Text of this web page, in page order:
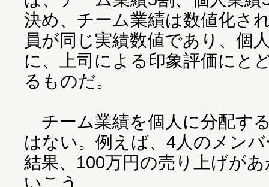
決め、チーム業績は数値化さ
員が同じ実績数値であり、個
に、上司による印象評価にと
るものだ。
チーム業績を個人に分配す
はない。例えば、4人のメン
結果、100万円の売り上げが
いこう。